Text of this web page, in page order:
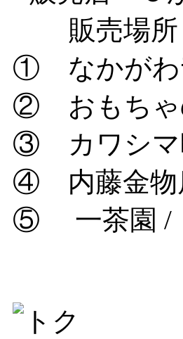
販売場所 /
① なかがわﾗ
② おもちゃ
③ カワシマ
④ 内藤金物
⑤ 一茶園 /